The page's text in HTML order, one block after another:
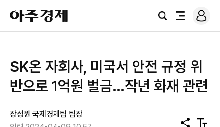
아
주
경
검
전
로
그
SK온 자회사, 미국서 안전 규정 위
반으로 1억원 벌금…작년 화재 관련
장성원 국제경제팀 팀장